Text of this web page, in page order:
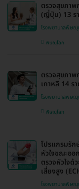
ตรวจสุขภาพ
(ญี่ปุ่น) 13 ร
โรงพยาบาลพิษ
พิษณุโลก
ตรวจสุขภาพ
เกาหลี 14 ร
โรงพยาบาลพิษ
พิษณุโลก
โปรแกรมรั
หัวใจขณะออ
ตรวจหัวใจด้
เสี่ยงสูง
โรงพยาบาลพิษ